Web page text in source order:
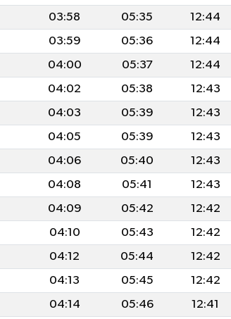
03:58 05:35 12:44
03:59 05:36 12:44
04:00 05:37 12:44
04:02 05:38 12:43
04:03 05:39 12:43
04:05 05:39 12:43
04:06 05:40 12:43
04:08 05:41 12:43
04:09 05:42 12:42
04:10 05:43 12:42
04:12 05:44 12:42
04:13 05:45 12:42
04:14 05:46 12:41